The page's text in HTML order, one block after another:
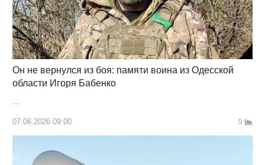
Он не вернулся из боя: памяти воина из Одесской
области Игоря Бабенко
…
07.06.2026 09:00 5